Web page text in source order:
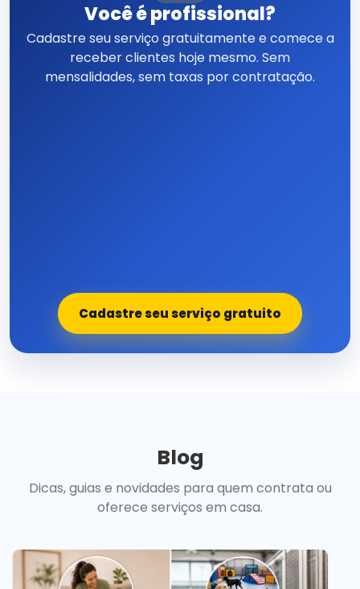
Você é profissional?
Cadastre seu serviço gratuitamente e comece a
receber clientes hoje mesmo. Sem
mensalidades, sem taxas por contratação.
Cadastre seu serviço gratuito
Blog
Dicas, guias e novidades para quem contrata ou
oferece serviços em casa.